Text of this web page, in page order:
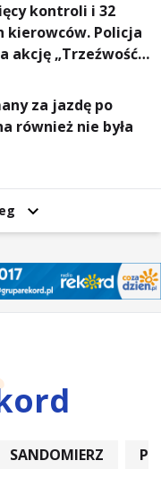
kontroli i 32
kierowców. Policja
akcję „Trzeźwość”
za jazdę po
również nie była
SANDOMIERZ